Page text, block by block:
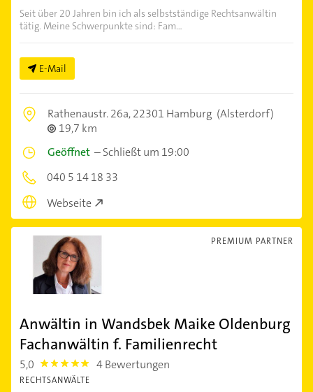
Seit über 20 Jahren bin ich als selbstständige Rechtsanwältin
tätig. Meine Schwerpunkte sind: Fam...
E-Mail
Rathenaustr. 26a,22301 Hamburg (Alsterdorf)
19,7 km
Geöffnet –Schließt um 19:00
040 5 14 18 33
Webseite
PREMIUM PARTNER
Anwältin in Wandsbek Maike Oldenburg
Fachanwältin f. Familienrecht
5,0 5.0 4 Bewertungen
RECHTSANWÄLTE